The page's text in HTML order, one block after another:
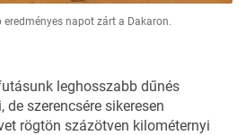
napot zárt a Dakaron.
leghosszabb dűnés
szerencsére sikeresen
rögtön százötven kilométernyi